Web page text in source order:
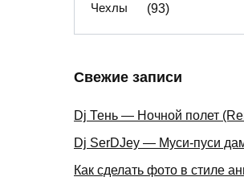
Чехлы (93)
Свежие записи
Dj Тень — Ночной полет
Dj SerDJey — Муси-пуси
Как сделать фото в стиле